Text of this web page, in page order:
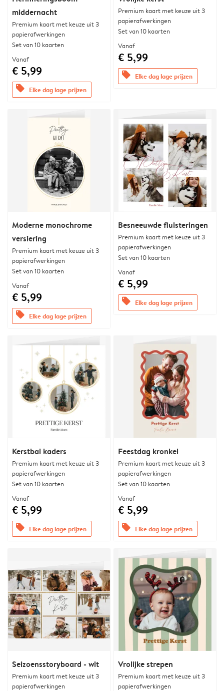
middernacht
Premium kaart met keuze uit 3
papierafwerkingen
Set van 10 kaarten
Vanaf
€ 5,99
offers Elke dag lage prijzen
Premium kaart met keuze uit 3
papierafwerkingen
Set van 10 kaarten
Vanaf
€ 5,99
offers Elke dag lage prijzen
Moderne monochrome
versiering
Premium kaart met keuze uit 3
papierafwerkingen
Set van 10 kaarten
Vanaf
€ 5,99
offers Elke dag lage prijzen
Besneeuwde fluisteringen
Premium kaart met keuze uit 3
papierafwerkingen
Set van 10 kaarten
Vanaf
€ 5,99
offers Elke dag lage prijzen
Kerstbal kaders
Premium kaart met keuze uit 3
papierafwerkingen
Set van 10 kaarten
Vanaf
€ 5,99
offers Elke dag lage prijzen
Feestdag kronkel
Premium kaart met keuze uit 3
papierafwerkingen
Set van 10 kaarten
Vanaf
€ 5,99
offers Elke dag lage prijzen
Seizoensstoryboard - wit
Premium kaart met keuze uit 3
papierafwerkingen
Vrolijke strepen
Premium kaart met keuze uit 3
papierafwerkingen